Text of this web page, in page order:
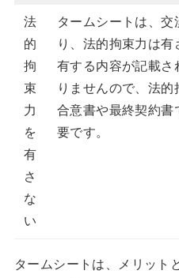
法
的
拘
束
力
を
有
さ
な
い
タームシートは、
り、法的拘束力は
有する内容が記載さ
りませんので、法
合意書や最終契約書
要です。
タームシートは、メリット